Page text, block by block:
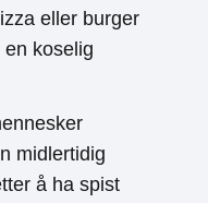
eller burger
koselig
midlertidig
å ha spist